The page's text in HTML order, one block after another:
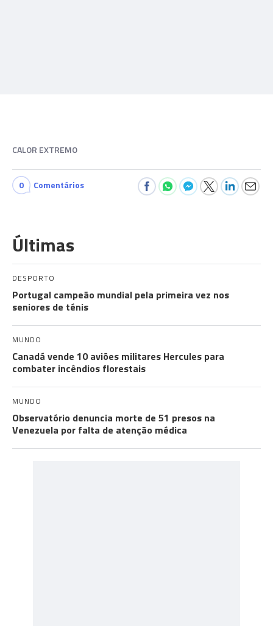
CALOR EXTREMO
0 Comentários
Últimas
DESPORTO
Portugal campeão mundial pela primeira vez nos
seniores de ténis
MUNDO
Canadá vende 10 aviões militares Hercules para
combater incêndios florestais
MUNDO
Observatório denuncia morte de 51 presos na
Venezuela por falta de atenção médica